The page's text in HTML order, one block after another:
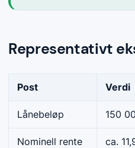
Representativt
Post Verdi
Lånebeløp 150
Nominell rente ca.